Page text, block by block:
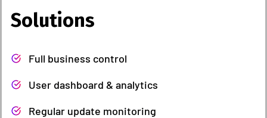
Solutions
Full business control
User dashboard & analytics
Regular update monitoring